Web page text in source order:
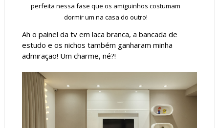
perfeita nessa fase que os amiguinhos costumam
dormir um na casa do outro!
Ah o painel da tv em laca branca, a bancada de
estudo e os nichos também ganharam minha
admiração! Um charme, né?!